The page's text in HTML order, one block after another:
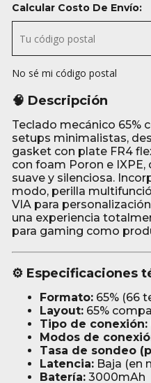
Calcular Costo De Envío:
No sé mi código postal
🧠 Descripción
Teclado mecánico 65%
setups minimalistas,
gasket con plate FR4
con foam Poron e
suave y silenciosa.
modo, perilla
VIA para
una experiencia
para gaming como
⚙️ Especificaciones
Formato:65% (66
Layout:65%
Tipo de conexión:
Modos de
Tasa de sondeo
Latencia:Baja (en
Batería:3000mAh